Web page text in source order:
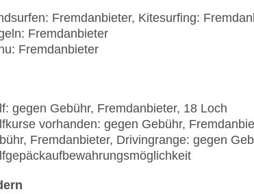
Fremdanbieter, Kitesurfing:
Fremdanbieter
Fremdanbieter
gegen Gebühr, Fremdanbieter, 18 Loch
vorhanden: gegen Gebühr,
Fremdanbieter, Drivingrange: gegen